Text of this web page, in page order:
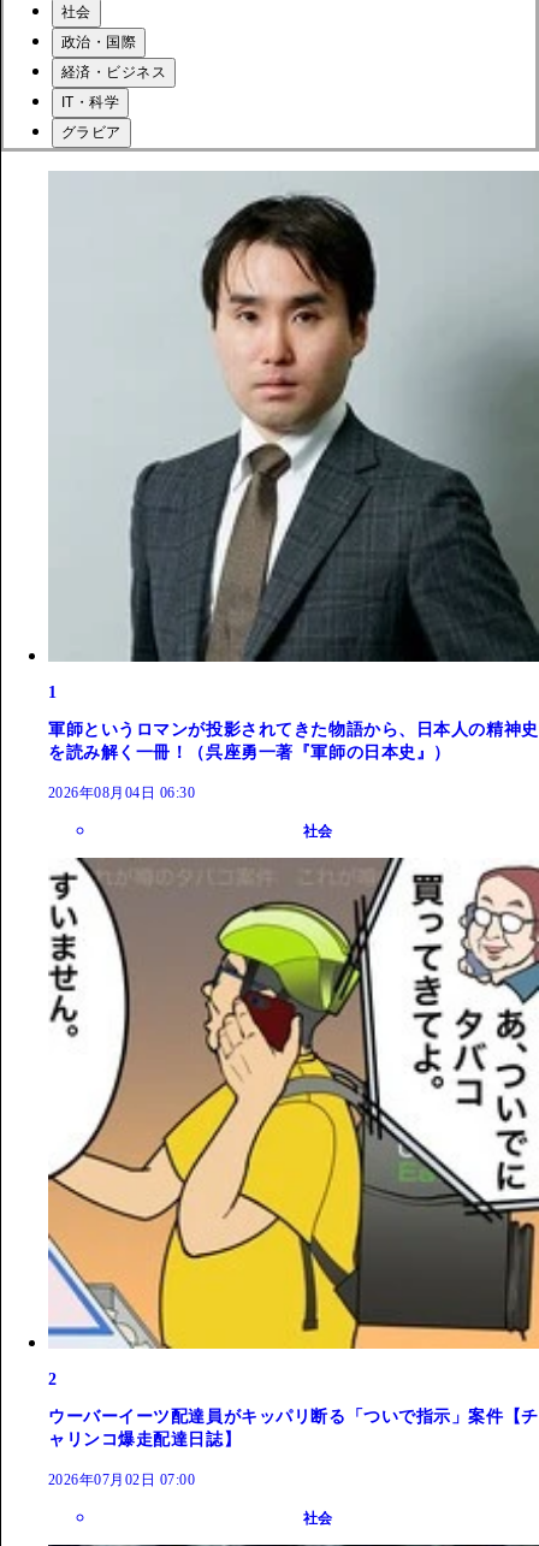
社会
政治・国際
経済・ビジネス
IT・科学
グラビア
1
軍師というロマンが投影されてきた物語から、日本人の精神史
を読み解く一冊！（呉座勇一著『軍師の日本史』）
2026年08月04日 06:30
社会
2
ウーバーイーツ配達員がキッパリ断る「ついで指示」案件【チ
ャリンコ爆走配達日誌】
2026年07月02日 07:00
社会